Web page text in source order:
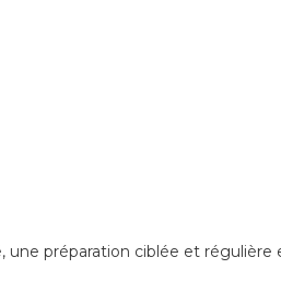
préparation ciblée et régulière